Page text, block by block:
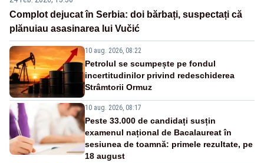
Complot dejucat în Serbia: doi bărbați, suspectați că
plănuiau asasinarea lui Vučić
10 aug. 2026, 08:22
Petrolul se scumpește pe fondul
incertitudinilor privind redeschiderea
Strâmtorii Ormuz
10 aug. 2026, 08:17
Peste 33.000 de candidați susțin
examenul național de Bacalaureat în
sesiunea de toamnă: primele rezultate, pe
18 august